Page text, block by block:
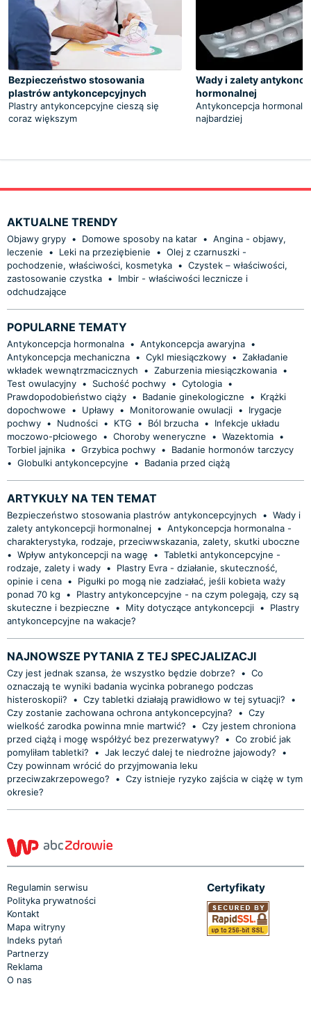
Bezpieczeństwo stosowania
plastrów antykoncepcyjnych
Plastry antykoncepcyjne cieszą się
coraz większym
Wady i zalety
hormonalnej
Antykoncepcja
najbardziej
AKTUALNE TRENDY
Objawy grypy • Domowe sposoby na katar • Angina - objawy,
leczenie
• Leki na przeziębienie • Olej z czarnuszki -
pochodzenie, właściwości, kosmetyka • Czystek – właściwości,
zastosowanie czystka •
Imbir - właściwości lecznicze i
odchudzające
POPULARNE TEMATY
Antykoncepcja hormonalna • Antykoncepcja awaryjna •
Antykoncepcja mechaniczna • Cykl miesiączkowy • Zakładanie
wkładek wewnątrzmacicznych
• Zaburzenia miesiączkowania •
Test owulacyjny • Suchość pochwy • Cytologia •
Prawdopodobieństwo ciąży • Badanie ginekologiczne •
Krążki
dopochwowe
• Upławy • Monitorowanie owulacji •
Irygacje
pochwy • Nudności • KTG • Ból brzucha •
Infekcje układu
moczowo-płciowego
• Choroby weneryczne • Wazektomia •
Torbiel jajnika • Grzybica pochwy •
Badanie hormonów tarczycy
• Globulki antykoncepcyjne • Badania przed ciążą
ARTYKUŁY NA TEN TEMAT
Bezpieczeństwo stosowania plastrów antykoncepcyjnych • Wady i
zalety antykoncepcji hormonalnej • Antykoncepcja hormonalna -
charakterystyka, rodzaje, przeciwwskazania, zalety, skutki uboczne
• Wpływ antykoncepcji na wagę • Tabletki antykoncepcyjne -
rodzaje, zalety i wady •
Plastry Evra - działanie, skuteczność,
opinie i cena •
Pigułki po mogą nie zadziałać, jeśli kobieta waży
ponad 70 kg
•
Plastry antykoncepcyjne - na czym polegają, czy są
skuteczne i bezpieczne
• Mity dotyczące antykoncepcji •
Plastry
antykoncepcyjne na wakacje?
NAJNOWSZE PYTANIA Z TEJ SPECJALIZACJI
Czy jest jednak szansa, że wszystko będzie dobrze? • Co
oznaczają te wyniki badania wycinka pobranego podczas
histeroskopii?
• Czy tabletki działają prawidłowo w tej sytuacji?
•
Czy zostanie zachowana ochrona antykoncepcyjna?
• Czy
wielkość zarodka powinna mnie martwić?
• Czy jestem chroniona
przed ciążą i mogę współżyć bez prezerwatywy?
• Co zrobić jak
pomyliłam tabletki?
• Jak leczyć dalej te niedrożne jajowody?
•
Czy powinnam wrócić do przyjmowania leku
przeciwzakrzepowego?
• Czy istnieje ryzyko zajścia w ciążę w tym
okresie?
Regulamin serwisu
Polityka prywatności
Kontakt
Mapa witryny
Indeks pytań
Partnerzy
Reklama
O nas
Certyfikaty